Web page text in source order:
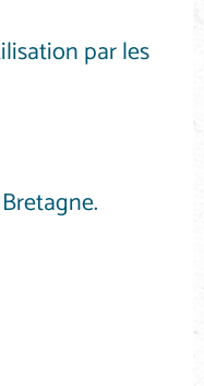
par les